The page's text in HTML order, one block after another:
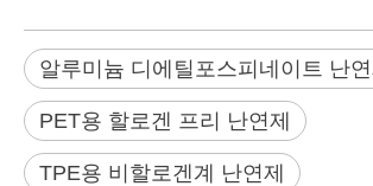
알루미늄 디에틸포스피네이트 난연
PET용 할로겐 프리 난연제
TPE용 비할로겐계 난연제